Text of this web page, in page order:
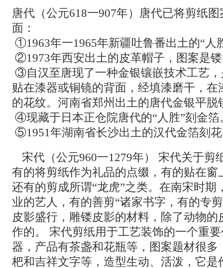
唐代（公元618一907年）唐代已将剪纸
面：
①1963年一1965年新疆吐鲁番出土的“人
②1973年西安出土的皮革帽子，图案是
③自汉至唐现了一种金银镶嵌技术工艺
贴在漆器或铜镜的背面，经填漆磨干，在
的花纹。河南省郑州出土的唐代金银平脱
④现藏于日本正仓院唐代的“人胜”刻金箔
⑤1951年湖南省长沙出土的汉代金箔刻
宋代（公元960一1279年） 宋代关于剪
有的将剪纸作为礼品的点缀，有的贴在窗
还有的剪成所谓“龙虎”之类。在南宋时期
业的艺人，有的善剪“诸家书字，有的专
皮影盛行，雕镂皮影的材料，除了动物的
作的。 宋代剪纸用于工艺装饰的一个重
器，产品有茶盏和花瓶等，图案题材很多
杷和吉祥文字等，造型生动、活泼，它是